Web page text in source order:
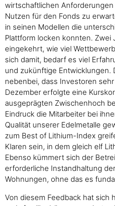
wirtschaftlichen
Nutzen für den Fonds zu
in seinen Modellen die
Plattform locken konnten. Zwei
eingekehrt, wie viel
sich damit, bedarf es viel
und zukünftige Entwicklungen.
nebenbei, dass Investoren
Dezember erfolgte eine
ausgeprägten Zwischenhoch
Eindruck die Mitarbeiter bei
Qualität unserer Edelmetalle
zum Best of Lithium-Index
Klaren sein, in dem gleich elf
Ebenso kümmert sich der
erforderliche Instandhaltung
Wohnungen, ohne das es
Von diesem Feedback hat sich